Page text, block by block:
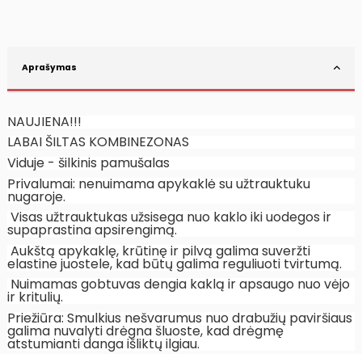
Aprašymas
NAUJIENA!!!
LABAI ŠILTAS KOMBINEZONAS
Viduje - šilkinis pamušalas
Privalumai: nenuimama apykaklė su užtrauktuku
nugaroje.
Visas užtrauktukas užsisega nuo kaklo iki uodegos ir
supaprastina apsirengimą.
Aukštą apykaklę, krūtinę ir pilvą galima suveržti
elastine juostele, kad būtų galima reguliuoti tvirtumą.
Nuimamas gobtuvas dengia kaklą ir apsaugo nuo vėjo
ir kritulių.
Priežiūra: Smulkius nešvarumus nuo drabužių paviršiaus
galima nuvalyti drėgna šluoste, kad drėgmę
atstumianti danga išliktų ilgiau.